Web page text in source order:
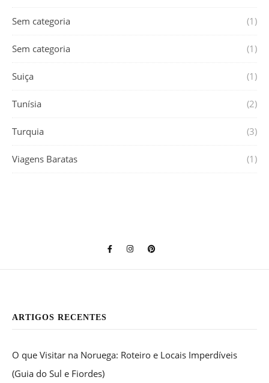
Sem categoria (1)
Sem categoria (1)
Suiça (1)
Tunísia (2)
Turquia (3)
Viagens Baratas (1)
ARTIGOS RECENTES
O que Visitar na Noruega: Roteiro e Locais Imperdíveis
(Guia do Sul e Fiordes)